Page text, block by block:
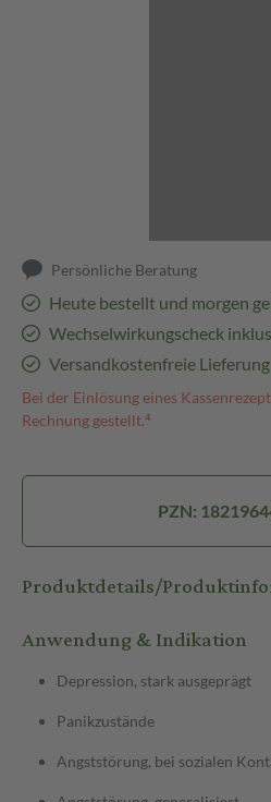
Persönliche Beratung
Heute bestellt und morgen
Wechselwirkungscheck
Versandkostenfreie Lieferung
Bei der Einlösung eines
Rechnung gestellt.⁴
PZN:
Produktdetails/
Anwendung & Indikation
Depression, stark ausgeprägt
Panikzustände
Angststörung, bei sozialen